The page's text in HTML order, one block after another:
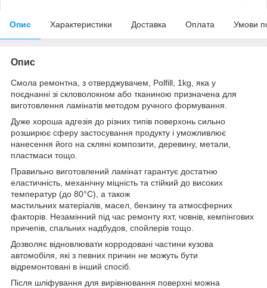
Опис Характеристики Доставка Оплата Умови
Опис
Смола ремонтна, з отверджувачем, Polfill, 1kg, яка у
поєднанні зі скловолокном або тканиною призначена для
виготовлення ламінатів методом ручного формування.
Дуже хороша адгезія до різних типів поверхонь сильно
розширює сферу застосування продукту і уможливлює
нанесення його на скляні композити, деревину, метали,
пластмаси тощо.
Правильно виготовлений ламінат гарантує достатню
еластичність, механічну міцність та стійкий до високих
температур (до 80°C), а також
мастильних матеріалів, масел, бензину та атмосферних
факторів. Незамінний під час ремонту яхт, човнів, кемпінгових
причепів, спальних надбудов, спойлерів тощо.
Дозволяє відновлювати корродовані частини кузова
автомобіля, які з певних причин не можуть бути
відремонтовані в інший спосіб.
Після шліфування для вирівнювання поверхні можна